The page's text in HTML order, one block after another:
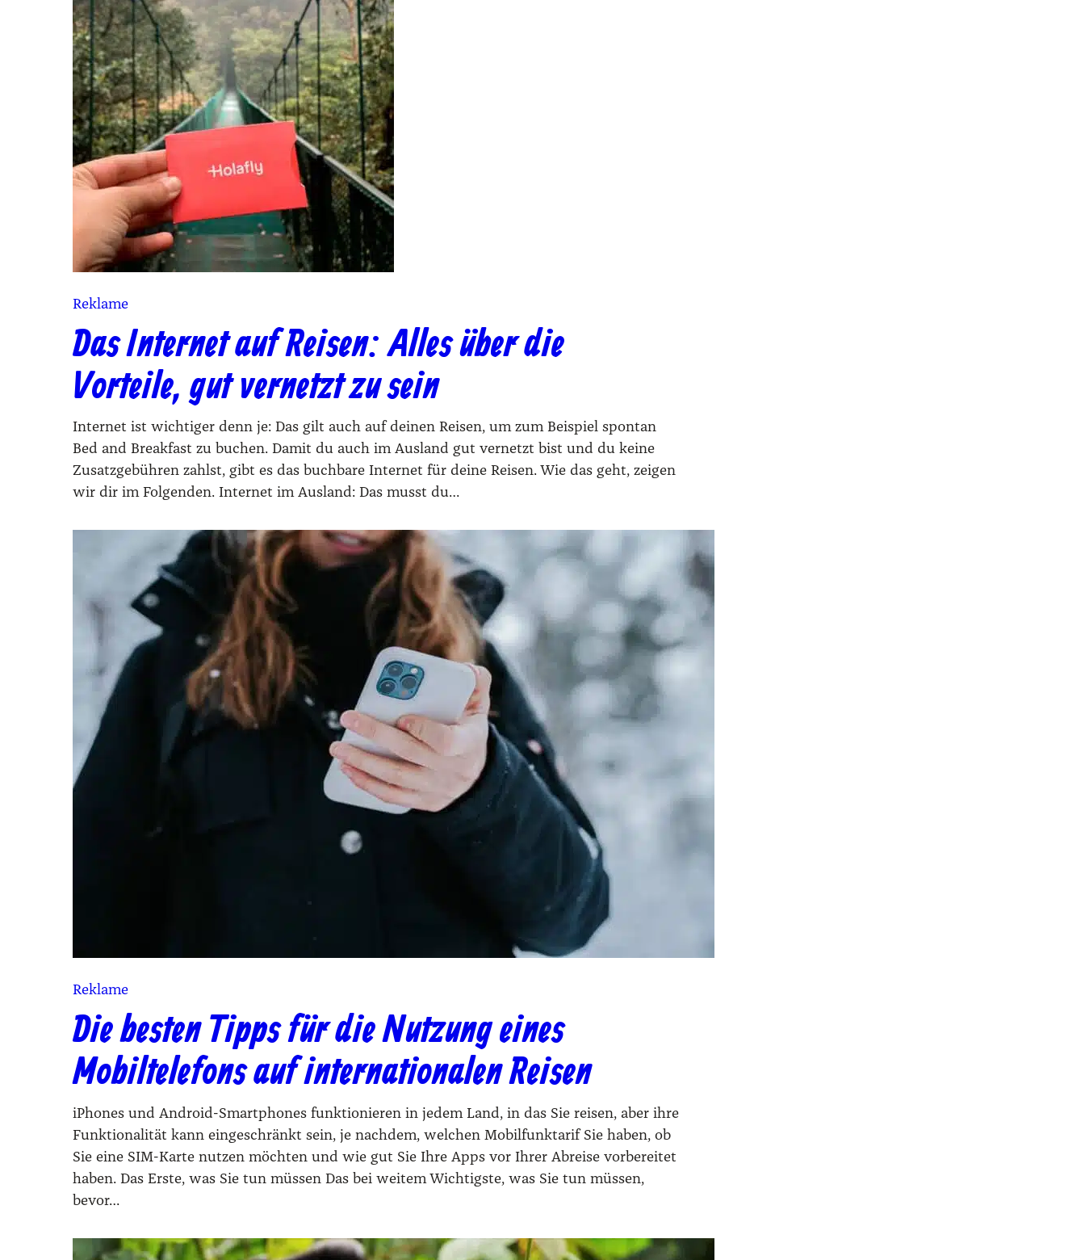
Reklame
Das Internet auf Reisen: Alles über die
Vorteile, gut vernetzt zu sein
Inter­net ist wich­ti­ger denn je: Das gilt auch auf dei­nen Rei­sen, um zum Bei­spiel spon­tan
Bed and Break­fast zu buchen. Damit du auch im Aus­land gut ver­netzt bist und du kei­ne
Zusatz­ge­büh­ren zahlst, gibt es das buch­ba­re Inter­net für dei­ne Rei­sen. Wie das geht, zei­gen
wir dir im Fol­gen­den. Inter­net im Aus­land: Das musst du…
Reklame
Die besten Tipps für die Nutzung eines
Mobiltelefons auf internationalen Reisen
iPho­nes und Android-Smart­phones funk­tio­nie­ren in jedem Land, in das Sie rei­sen, aber ihre
Funk­tio­na­li­tät kann ein­ge­schränkt sein, je nach­dem, wel­chen Mobil­funk­ta­rif Sie haben, ob
Sie eine SIM-Kar­te nut­zen möch­ten und wie gut Sie Ihre Apps vor Ihrer Abrei­se vor­be­rei­tet
haben. Das Ers­te, was Sie tun müs­sen Das bei wei­tem Wich­tigs­te, was Sie tun müs­sen,
bevor…